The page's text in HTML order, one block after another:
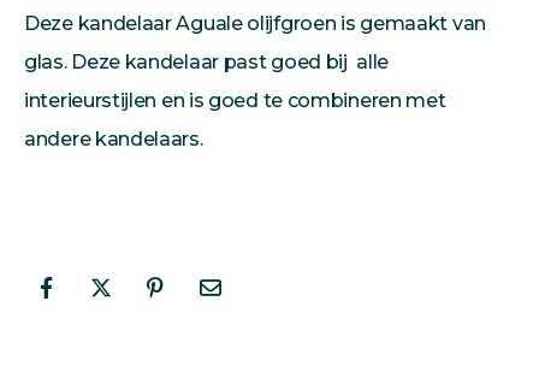
Deze kandelaar Aguale olijfgroen is gemaakt van
glas. Deze kandelaar past goed bij alle
interieurstijlen en is goed te combineren met
andere kandelaars.